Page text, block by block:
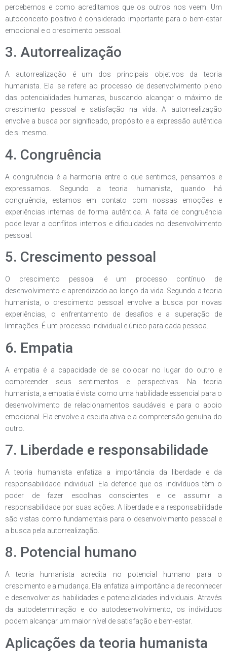
percebemos e como acreditamos que os outros nos veem. Um
autoconceito positivo é considerado importante para o bem-estar
emocional e o crescimento pessoal.
3. Autorrealização
A autorrealização é um dos principais objetivos da teoria
humanista. Ela se refere ao processo de desenvolvimento pleno
das potencialidades humanas, buscando alcançar o máximo de
crescimento pessoal e satisfação na vida. A autorrealização
envolve a busca por significado, propósito e a expressão autêntica
de si mesmo.
4. Congruência
A congruência é a harmonia entre o que sentimos, pensamos e
expressamos. Segundo a teoria humanista, quando há
congruência, estamos em contato com nossas emoções e
experiências internas de forma autêntica. A falta de congruência
pode levar a conflitos internos e dificuldades no desenvolvimento
pessoal.
5. Crescimento pessoal
O crescimento pessoal é um processo contínuo de
desenvolvimento e aprendizado ao longo da vida. Segundo a teoria
humanista, o crescimento pessoal envolve a busca por novas
experiências, o enfrentamento de desafios e a superação de
limitações. É um processo individual e único para cada pessoa.
6. Empatia
A empatia é a capacidade de se colocar no lugar do outro e
compreender seus sentimentos e perspectivas. Na teoria
humanista, a empatia é vista como uma habilidade essencial para o
desenvolvimento de relacionamentos saudáveis e para o apoio
emocional. Ela envolve a escuta ativa e a compreensão genuína do
outro.
7. Liberdade e responsabilidade
A teoria humanista enfatiza a importância da liberdade e da
responsabilidade individual. Ela defende que os indivíduos têm o
poder de fazer escolhas conscientes e de assumir a
responsabilidade por suas ações. A liberdade e a responsabilidade
são vistas como fundamentais para o desenvolvimento pessoal e
a busca pela autorrealização.
8. Potencial humano
A teoria humanista acredita no potencial humano para o
crescimento e a mudança. Ela enfatiza a importância de reconhecer
e desenvolver as habilidades e potencialidades individuais. Através
da autodeterminação e do autodesenvolvimento, os indivíduos
podem alcançar um maior nível de satisfação e bem-estar.
Aplicações da teoria humanista